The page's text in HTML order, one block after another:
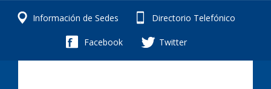
Información de Sedes Directorio Telefónico
Facebook Twitter